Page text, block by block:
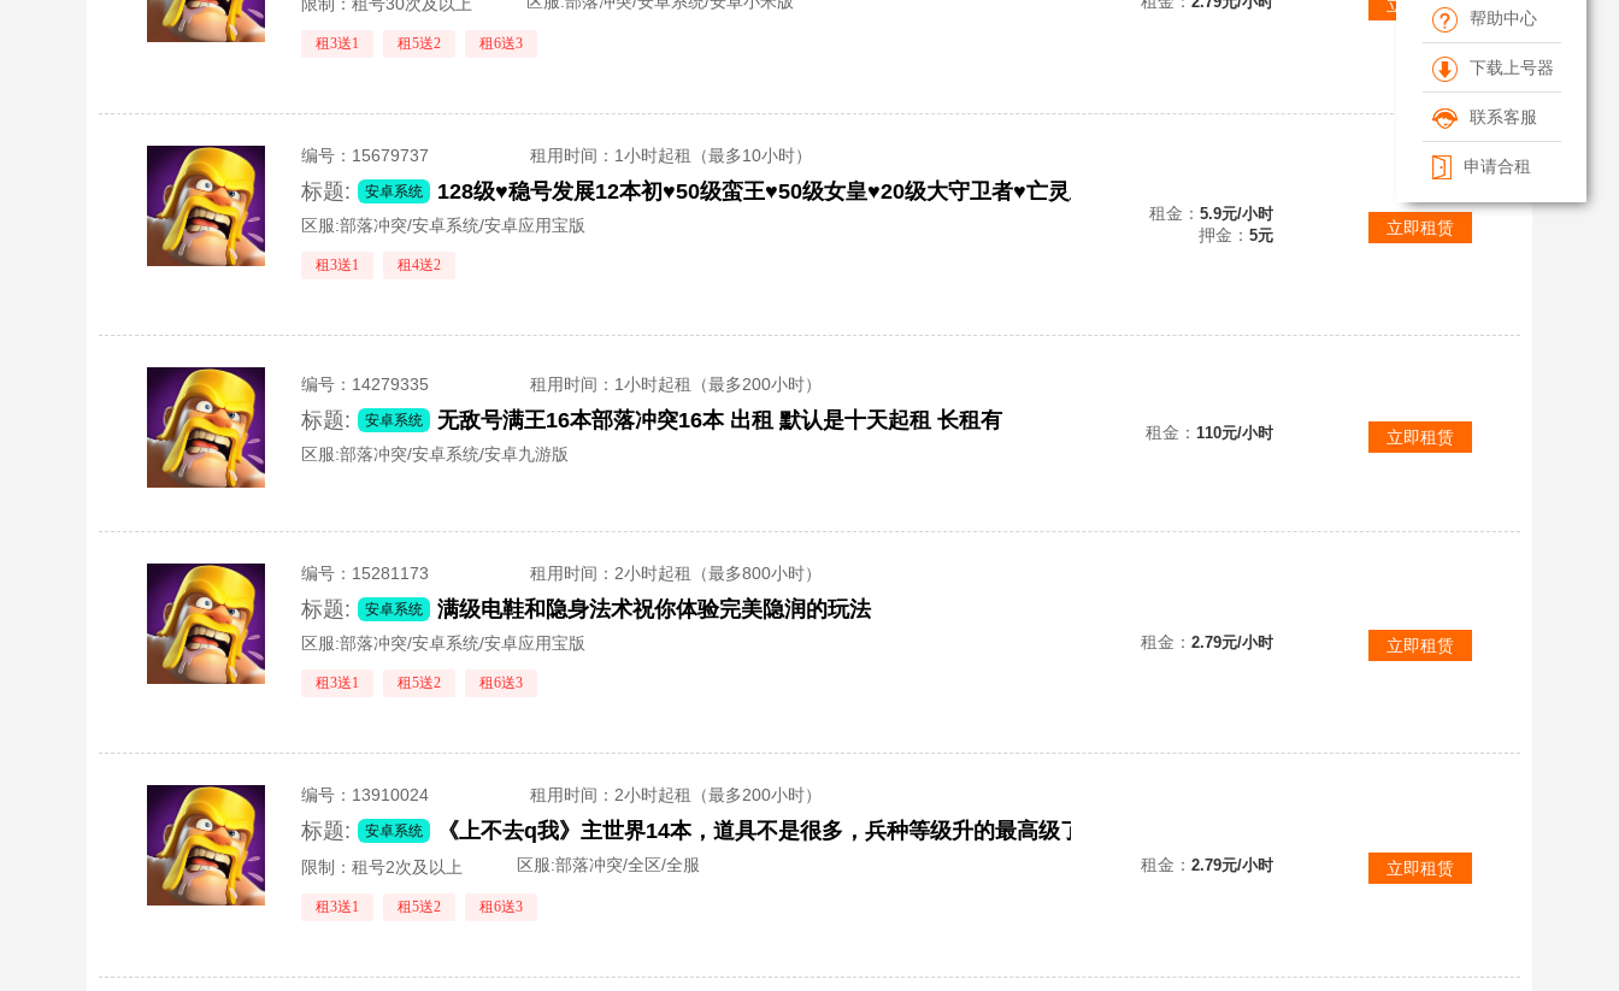
帮助中心
下载上号器
联系客服
申请合租
租3送1 租5送2 租6送3
立即租赁
编号： 15679737 租用时间 ：1小时起租（最多10小时）
标题: 安卓系统
区服:部落冲突/安卓系统/安卓应用宝版
租3送1 租4送2
租金： 5.9元/小时
押金： 5元 立即租赁
编号： 14279335 租用时间 ：1小时起租（最多200小时）
标题: 安卓系统 无敌号满王16本部落冲突16本 出租 默认是十天起租 长租有
区服:部落冲突/安卓系统/安卓九游版
租金： 110元/小时 立即租赁
编号： 15281173 租用时间 ：2小时起租（最多800小时）
标题: 安卓系统 满级电鞋和隐身法术祝你体验完美隐润的玩法
区服:部落冲突/安卓系统/安卓应用宝版
租3送1 租5送2 租6送3
租金： 2.79元/小时 立即租赁
编号： 13910024 租用时间 ：2小时起租（最多200小时）
标题: 安卓系统
限制：租号2次及以上 区服:部落冲突/全区/全服
租3送1 租5送2 租6送3
租金： 2.79元/小时 立即租赁